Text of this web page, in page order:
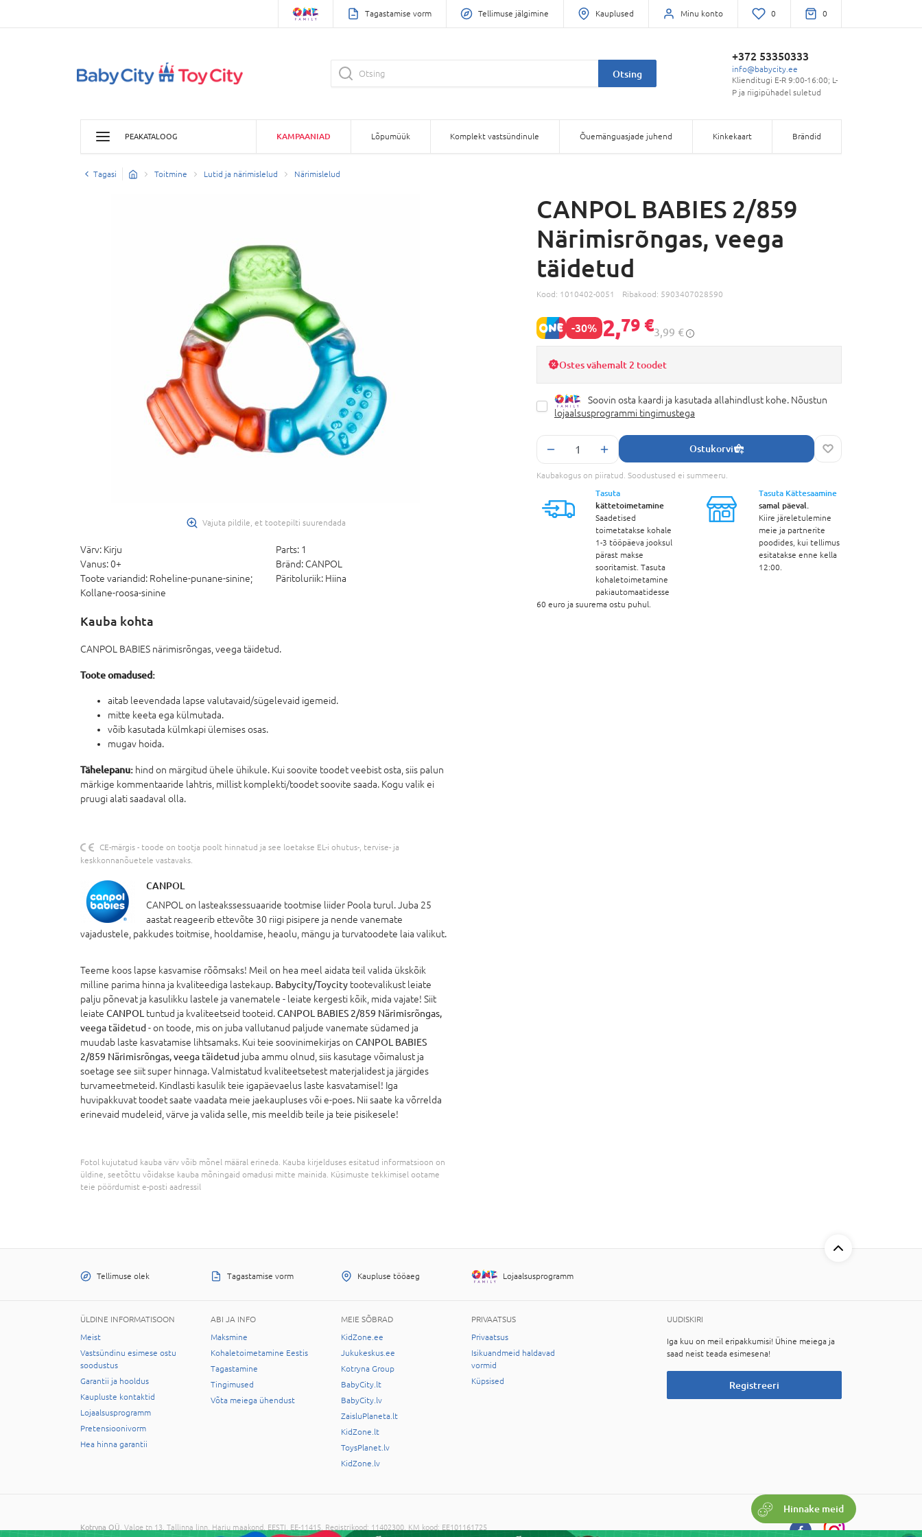
Tagastamise vorm Tellimuse jälgimine Kauplused Minu konto 0 0
Otsing
+372 53350333
info@babycity.ee
Klienditugi E-R 9:00-16:00; L-
P ja riigipühadel suletud
PEAKATALOOG KAMPAANIAD Lõpumüük Komplekt vastsündinule Õuemänguasjade juhend Kinkekaart Brändid
Tagasi Toitmine Lutid ja närimislelud Närimislelud
Vajuta pildile, et tootepilti suurendada
Värv: Kirju Parts: 1
Vanus:0+ Bränd: CANPOL
Toote variandid: Roheline-punane-sinine;
Kollane-roosa-sinine
Päritoluriik: Hiina
Kauba kohta
CANPOL BABIES närimisrõngas, veega täidetud.
Toote omadused:
aitab leevendada lapse valutavaid/sügelevaid igemeid.
mitte keeta ega külmutada.
võib kasutada külmkapi ülemises osas.
mugav hoida.
Tähelepanu: hind on märgitud ühele ühikule. Kui soovite toodet veebist osta, siis palun
märkige kommentaaride lahtris, millist komplekti/toodet soovite saada. Kogu valik ei
pruugi alati saadaval olla.
CE-märgis - toode on tootja poolt hinnatud ja see loetakse EL-i ohutus-, tervise- ja
keskkonnanõuetele vastavaks.
CANPOL
CANPOL on lasteakssessuaaride tootmise liider Poola turul. Juba 25
aastat reageerib ettevõte 30 riigi pisipere ja nende vanemate
vajadustele, pakkudes toitmise, hooldamise, heaolu, mängu ja turvatoodete laia valikut.
Teeme koos lapse kasvamise rõõmsaks! Meil on hea meel aidata teil valida ükskõik
milline parima hinna ja kvaliteediga lastekaup. Babycity/Toycity tootevalikust leiate
palju põnevat ja kasulikku lastele ja vanematele - leiate kergesti kõik, mida vajate! Siit
leiate CANPOL tuntud ja kvaliteetseid tooteid.CANPOL BABIES 2/859 Närimisrõngas,
veega täidetud - on toode, mis on juba vallutanud paljude vanemate südamed ja
muudab laste kasvatamise lihtsamaks. Kui teie soovinimekirjas on CANPOL BABIES
2/859 Närimisrõngas, veega täidetud juba ammu olnud, siis kasutage võimalust ja
soetage see siit super hinnaga. Valmistatud kvaliteetsetest materjalidest ja järgides
turvameetmeteid. Kindlasti kasulik teie igapäevaelus laste kasvatamisel! Iga
huvipakkuvat toodet saate vaadata meie jaekaupluses või e-poes. Nii saate ka võrrelda
erinevaid mudeleid, värve ja valida selle, mis meeldib teile ja teie pisikesele!
Fotol kujutatud kauba värv võib mõnel määral erineda. Kauba kirjelduses esitatud informatsioon on
üldine, seetõttu võidakse kauba mõningaid omadusi mitte mainida. Küsimuste tekkimisel ootame
teie pöördumist e-posti aadressil
CANPOL BABIES 2/859
Närimisrõngas, veega
täidetud
Kood: 1010402-0051 Ribakood: 5903407028590
-30% 2,79 €3,99 €
Ostes vähemalt 2 toodet
Soovin osta kaardi ja kasutada allahindlust kohe. Nõustun
lojaalsusprogrammi tingimustega
Ostukorvi
Kaubakogus on piiratud. Soodustused ei summeeru.
Tasuta
kättetoimetamine
Saadetised
toimetatakse kohale
1-3 tööpäeva jooksul
pärast makse
sooritamist. Tasuta
kohaletoimetamine
pakiautomaatidesse
60 euro ja suurema ostu puhul.
Tasuta Kättesaamine
samal päeval.
Kiire järeletulemine
meie ja partnerite
poodides, kui tellimus
esitatakse enne kella
12:00.
Hinnake meid
Tellimuse olek Tagastamise vorm Kaupluse tööaeg Lojaalsusprogramm
ÜLDINE INFORMATISOON
Meist
Vastsündinu esimese ostu
soodustus
Garantii ja hooldus
Kaupluste kontaktid
Lojaalsusprogramm
Pretensioonivorm
Hea hinna garantii
ABI JA INFO
Maksmine
Kohaletoimetamine Eestis
Tagastamine
Tingimused
Võta meiega ühendust
MEIE SÕBRAD
KidZone.ee
Jukukeskus.ee
Kotryna Group
BabyCity.lt
BabyCity.lv
ZaisluPlaneta.lt
KidZone.lt
ToysPlanet.lv
KidZone.lv
PRIVAATSUS
Privaatsus
Isikuandmeid haldavad
vormid
Küpsised
UUDISKIRI
Iga kuu on meil eripakkumisi! Ühine meiega ja
saad neist teada esimesena!
Registreeri
Kotryna OÜ , Valge tn 13, Tallinna linn, Harju maakond, EESTI, EE-11415, Registrikood: 11402300, KM kood: EE101161725